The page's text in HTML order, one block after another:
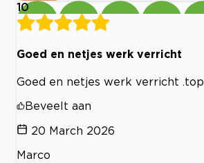
10
Goed en netjes werk verricht
Goed en netjes werk verricht .top
Beveelt aan
20 March 2026
Marco